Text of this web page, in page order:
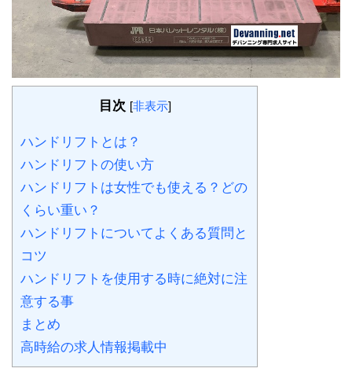
目次 [非表示]
ハンドリフトとは？
ハンドリフトの使い方
ハンドリフトは女性でも使える？どの
くらい重い？
ハンドリフトについてよくある質問と
コツ
ハンドリフトを使用する時に絶対に注
意する事
まとめ
高時給の求人情報掲載中